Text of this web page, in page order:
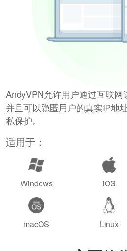
AndyVPN允许用户通过互联网
并且可以隐匿用户的真实IP地
私保护。
适用于：
Windows iOS
macOS Linux